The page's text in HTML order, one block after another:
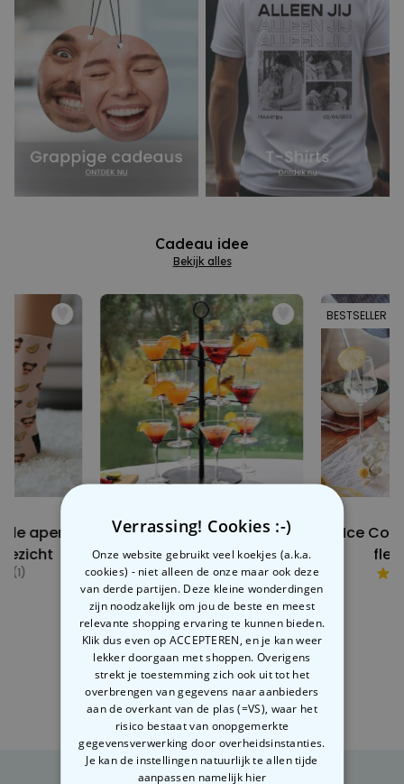
Cadeau idee
Bekijk alles
aperol
(1)
Cocktail boom voor 12
drankjes
€ 39,99
BESTSELLER
Ice
Verrassing! Cookies :-)
Onze website gebruikt veel koekjes (a.k.a.
cookies) - niet alleen de onze maar ook deze
van derde partijen. Deze kleine wonderdingen
zijn noodzakelijk om jou de beste en meest
relevante shopping ervaring te kunnen bieden.
Klik dus even op ACCEPTEREN, en je kan weer
lekker doorgaan met shoppen. Overigens
strekt je toestemming zich ook uit tot het
overbrengen van gegevens naar aanbieders
aan de overkant van de plas (=VS), waar het
risico bestaat van onopgemerkte
gegevensverwerking door overheidsinstanties.
Je kan de instellingen natuurlijk te allen tijde
aanpassen namelijk hier